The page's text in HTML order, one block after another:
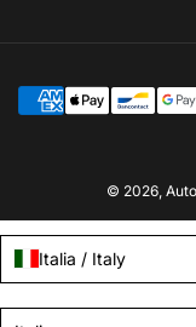
© 2026,
Italia / Italy